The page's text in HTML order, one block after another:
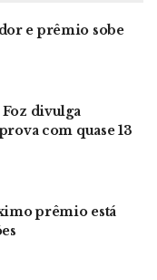
e prêmio sobe
divulga
com quase 13
prêmio está